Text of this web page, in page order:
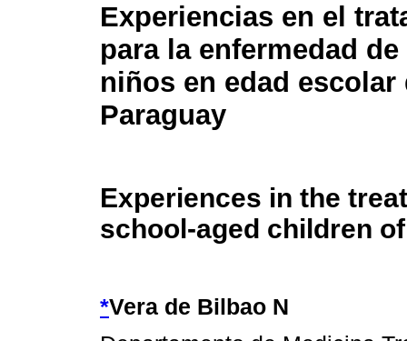
Experiencias en el
para la enfermedad
niños en edad escolar
Paraguay
Experiences in the
school-aged children
*Vera de Bilbao N